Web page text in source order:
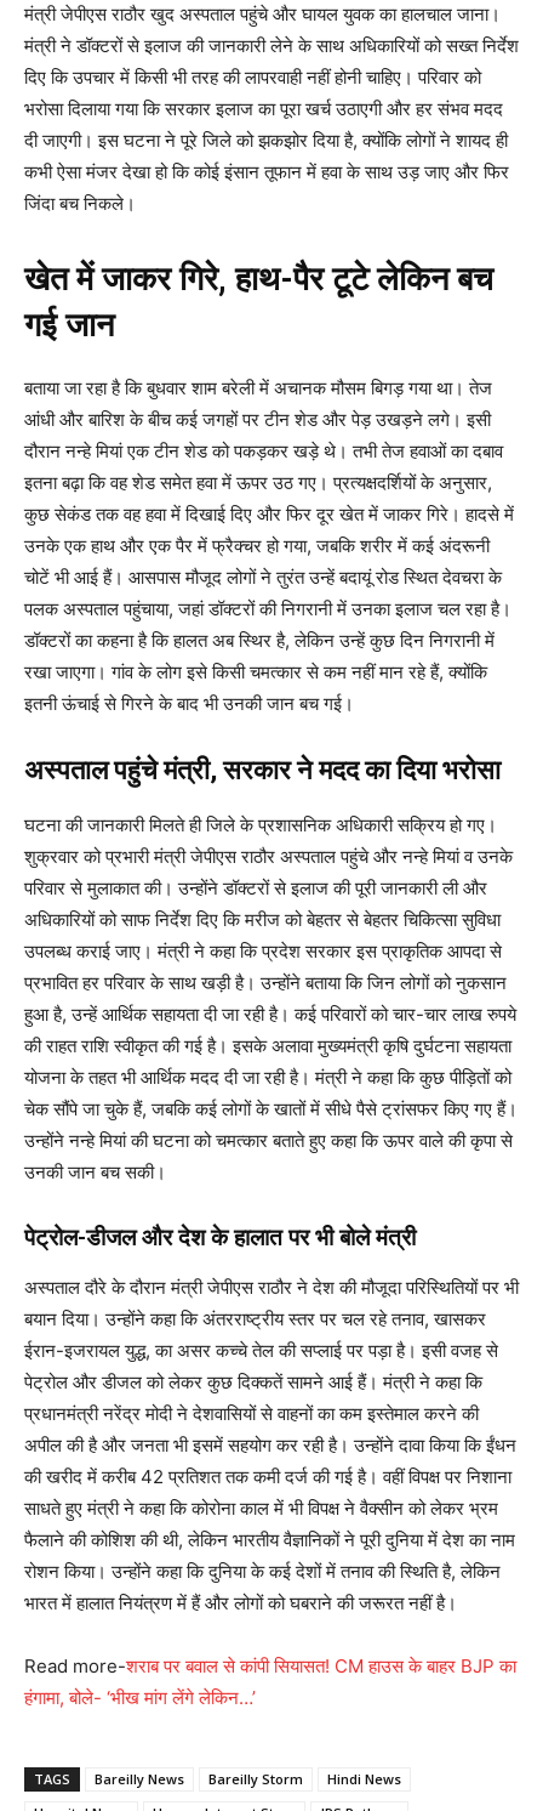
मंत्री जेपीएस राठौर खुद अस्पताल पहुंचे और घायल युवक का हालचाल जाना।
मंत्री ने डॉक्टरों से इलाज की जानकारी लेने के साथ अधिकारियों को सख्त निर्देश
दिए कि उपचार में किसी भी तरह की लापरवाही नहीं होनी चाहिए। परिवार को
भरोसा दिलाया गया कि सरकार इलाज का पूरा खर्च उठाएगी और हर संभव मदद
दी जाएगी। इस घटना ने पूरे जिले को झकझोर दिया है, क्योंकि लोगों ने शायद ही
कभी ऐसा मंजर देखा हो कि कोई इंसान तूफान में हवा के साथ उड़ जाए और फिर
जिंदा बच निकले।
खेत में जाकर गिरे, हाथ-पैर टूटे लेकिन बच
गई जान
बताया जा रहा है कि बुधवार शाम बरेली में अचानक मौसम बिगड़ गया था। तेज
आंधी और बारिश के बीच कई जगहों पर टीन शेड और पेड़ उखड़ने लगे। इसी
दौरान नन्हे मियां एक टीन शेड को पकड़कर खड़े थे। तभी तेज हवाओं का दबाव
इतना बढ़ा कि वह शेड समेत हवा में ऊपर उठ गए। प्रत्यक्षदर्शियों के अनुसार,
कुछ सेकंड तक वह हवा में दिखाई दिए और फिर दूर खेत में जाकर गिरे। हादसे में
उनके एक हाथ और एक पैर में फ्रैक्चर हो गया, जबकि शरीर में कई अंदरूनी
चोटें भी आई हैं। आसपास मौजूद लोगों ने तुरंत उन्हें बदायूं रोड स्थित देवचरा के
पलक अस्पताल पहुंचाया, जहां डॉक्टरों की निगरानी में उनका इलाज चल रहा है।
डॉक्टरों का कहना है कि हालत अब स्थिर है, लेकिन उन्हें कुछ दिन निगरानी में
रखा जाएगा। गांव के लोग इसे किसी चमत्कार से कम नहीं मान रहे हैं, क्योंकि
इतनी ऊंचाई से गिरने के बाद भी उनकी जान बच गई।
अस्पताल पहुंचे मंत्री, सरकार ने मदद का दिया भरोसा
घटना की जानकारी मिलते ही जिले के प्रशासनिक अधिकारी सक्रिय हो गए।
शुक्रवार को प्रभारी मंत्री जेपीएस राठौर अस्पताल पहुंचे और नन्हे मियां व उनके
परिवार से मुलाकात की। उन्होंने डॉक्टरों से इलाज की पूरी जानकारी ली और
अधिकारियों को साफ निर्देश दिए कि मरीज को बेहतर से बेहतर चिकित्सा सुविधा
उपलब्ध कराई जाए। मंत्री ने कहा कि प्रदेश सरकार इस प्राकृतिक आपदा से
प्रभावित हर परिवार के साथ खड़ी है। उन्होंने बताया कि जिन लोगों को नुकसान
हुआ है, उन्हें आर्थिक सहायता दी जा रही है। कई परिवारों को चार-चार लाख रुपये
की राहत राशि स्वीकृत की गई है। इसके अलावा मुख्यमंत्री कृषि दुर्घटना सहायता
योजना के तहत भी आर्थिक मदद दी जा रही है। मंत्री ने कहा कि कुछ पीड़ितों को
चेक सौंपे जा चुके हैं, जबकि कई लोगों के खातों में सीधे पैसे ट्रांसफर किए गए हैं।
उन्होंने नन्हे मियां की घटना को चमत्कार बताते हुए कहा कि ऊपर वाले की कृपा से
उनकी जान बच सकी।
पेट्रोल-डीजल और देश के हालात पर भी बोले मंत्री
अस्पताल दौरे के दौरान मंत्री जेपीएस राठौर ने देश की मौजूदा परिस्थितियों पर भी
बयान दिया। उन्होंने कहा कि अंतरराष्ट्रीय स्तर पर चल रहे तनाव, खासकर
ईरान-इजरायल युद्ध, का असर कच्चे तेल की सप्लाई पर पड़ा है। इसी वजह से
पेट्रोल और डीजल को लेकर कुछ दिक्कतें सामने आई हैं। मंत्री ने कहा कि
प्रधानमंत्री नरेंद्र मोदी ने देशवासियों से वाहनों का कम इस्तेमाल करने की
अपील की है और जनता भी इसमें सहयोग कर रही है। उन्होंने दावा किया कि ईंधन
की खरीद में करीब 42 प्रतिशत तक कमी दर्ज की गई है। वहीं विपक्ष पर निशाना
साधते हुए मंत्री ने कहा कि कोरोना काल में भी विपक्ष ने वैक्सीन को लेकर भ्रम
फैलाने की कोशिश की थी, लेकिन भारतीय वैज्ञानिकों ने पूरी दुनिया में देश का नाम
रोशन किया। उन्होंने कहा कि दुनिया के कई देशों में तनाव की स्थिति है, लेकिन
भारत में हालात नियंत्रण में हैं और लोगों को घबराने की जरूरत नहीं है।
Read more-शराब पर बवाल से कांपी सियासत! CM हाउस के बाहर BJP का
हंगामा, बोले- ‘भीख मांग लेंगे लेकिन…’
TAGS Bareilly News Bareilly Storm
Hindi News